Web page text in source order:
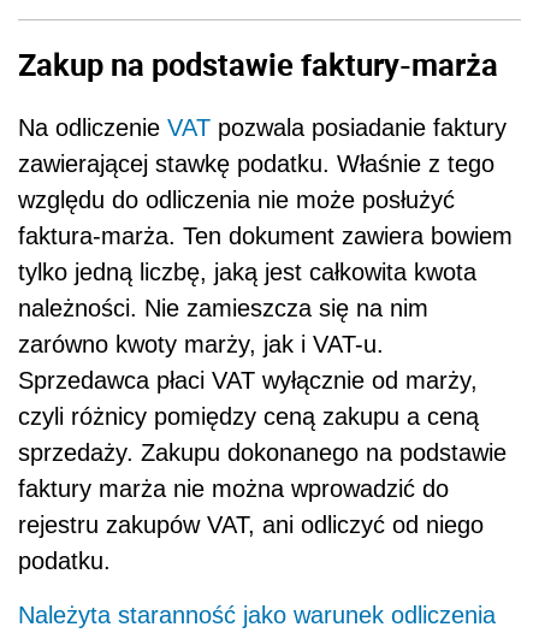
Zakup na podstawie faktury-marża
Na odliczenie VAT pozwala posiadanie faktury
zawierającej stawkę podatku. Właśnie z tego
względu do odliczenia nie może posłużyć
faktura-marża. Ten dokument zawiera bowiem
tylko jedną liczbę, jaką jest całkowita kwota
należności. Nie zamieszcza się na nim
zarówno kwoty marży, jak i VAT-u.
Sprzedawca płaci VAT wyłącznie od marży,
czyli różnicy pomiędzy ceną zakupu a ceną
sprzedaży. Zakupu dokonanego na podstawie
faktury marża nie można wprowadzić do
rejestru zakupów VAT, ani odliczyć od niego
podatku.
Należyta staranność jako warunek odliczenia